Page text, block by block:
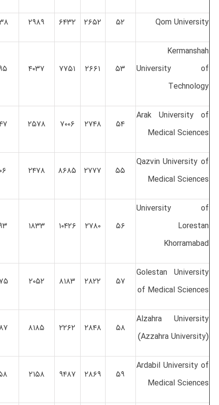
Qom University ۵۲ ۲۶۵۲ ۶۴۳۲ ۲۹۸۹
Kermanshah
University of
Technology
۵۳ ۲۶۶۱ ۷۷۵۱ ۴۰۳۷
Arak University of
Medical Sciences
۵۴ ۲۷۴۸ ۷۰۰۶ ۲۵۷۸
Qazvin University of
Medical Sciences
۵۵ ۲۷۷۷ ۸۶۸۵ ۲۴۷۸
University of
Lorestan
Khorramabad
۵۶ ۲۷۸۰ ۱۰۴۲۶ ۱۸۳۳
Golestan University
of Medical Sciences
۵۷ ۲۸۲۲ ۸۱۸۳ ۲۰۵۲
Alzahra University
‪(Azzahra University)‬
۵۸ ۲۸۴۸ ۲۲۶۲ ۸۱۸۵
Ardabil University of
Medical Sciences
۵۹ ۲۸۶۹ ۹۴۸۷ ۲۱۵۸